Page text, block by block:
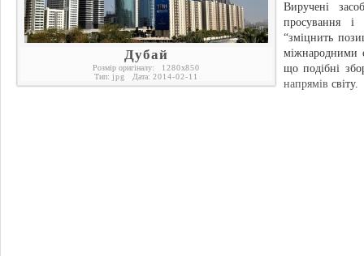
Дубай
Розмір оригіналу: 1280x850
Тип: jpg Дата: 2014-02-11
Виручені
просування
“зміцнить
міжнародними
що подібні
напрямів світу.